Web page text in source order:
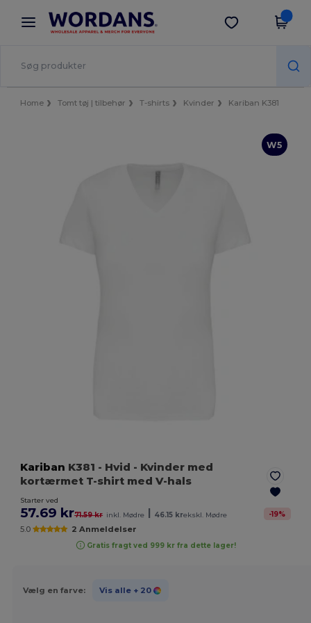
× Wordans-app
Bedre priser i appen!
Hent app
Home Tomt tøj | tilbehør T-shirts Kvinder Kariban K381
W5
Kariban K381 - Hvid - Kvinder med
kortærmet T-shirt med V-hals
Starter ved
57.69 kr71.59 kr inkl. Mødre 46.15 krekskl. Mødre -19%
5.0 2 Anmeldelser
Gratis fragt ved 999 kr fra dette lager!
Vælg en farve: Vis alle + 20